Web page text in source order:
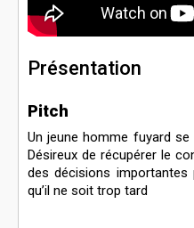
Présentation
Pitch
Un jeune homme fuyard
Désireux de récupérer le
des décisions
qu’il ne soit trop tard